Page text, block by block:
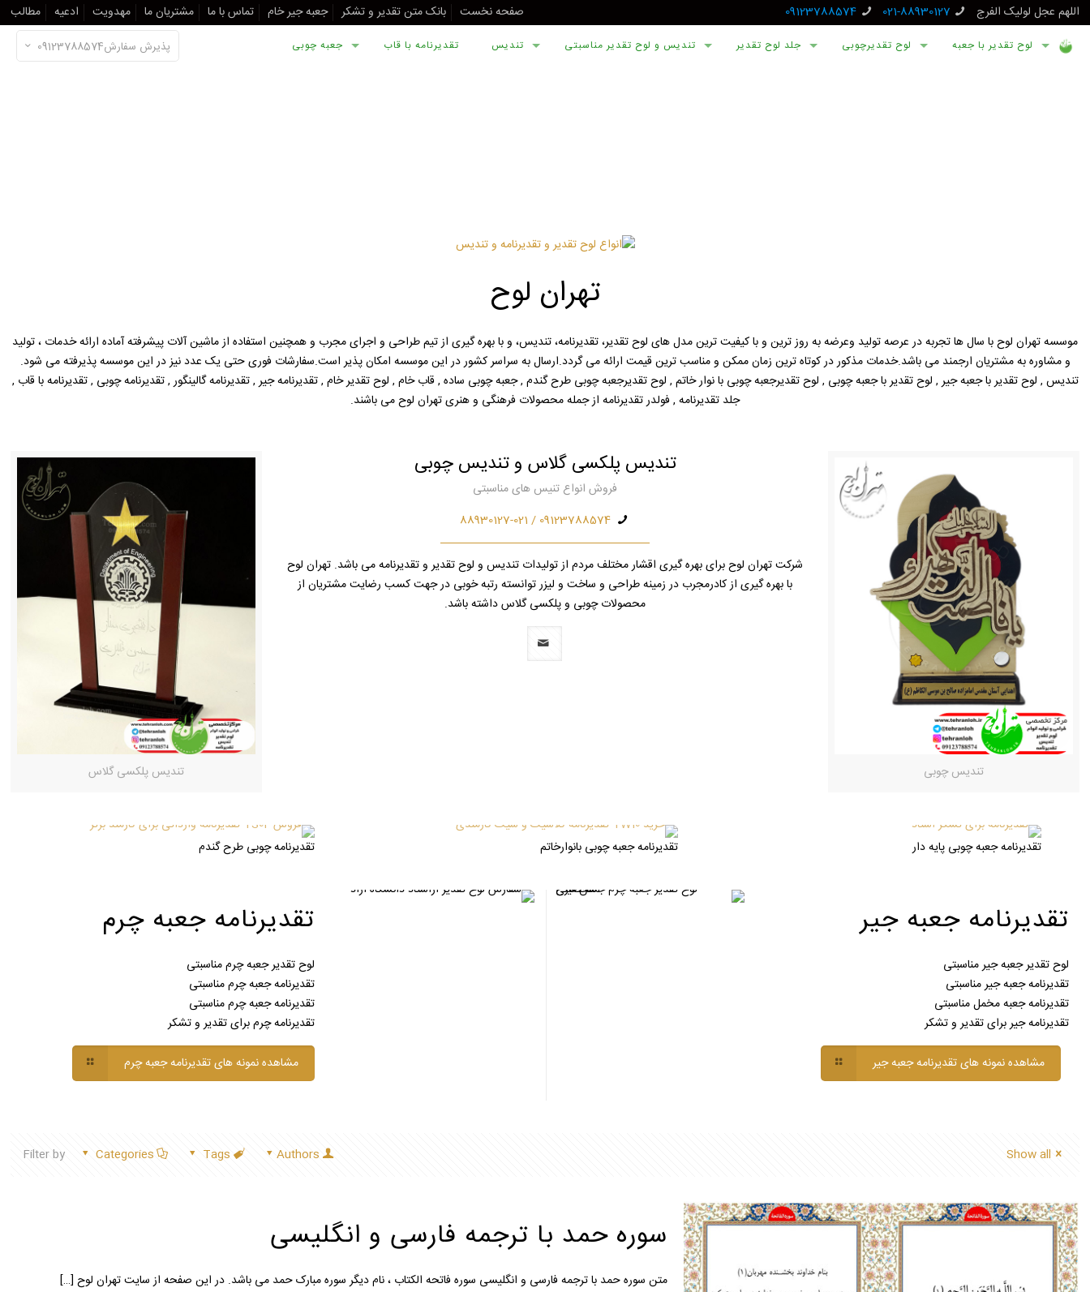
اللهم عجل لولیک الفرج 021-88930127
09123788574 صفحه نخست بانک متن تقدیر و تشکر جعبه جیر خام تماس با ما مشتریان ما مهدویت ادعیه مطالب
لوح تقدیر با جعبه لوح تقدیرچوبی جلد لوح تقدیر تندیس و لوح تقدیر مناسبتی تندیس تقدیرنامه با قاب جعبه چوبی پذیرش سفارش09123788574
تهران لوح
موسسه تهران لوح با سال ها تجربه در عرصه تولید وعرضه به روز ترین و با کیفیت ترین مدل های لوح تقدیر، تقدیرنامه، تندیس، و با بهره گیری از تیم طراحی و اجرای مجرب و همچنین استفاده از ماشین آلات پیشرفته آماده ارائه خدمات ، تولید
و مشاوره به مشتریان ارجمند می باشد.خدمات مذکور در کوتاه ترین زمان ممکن و مناسب ترین قیمت ارائه می گردد.ارسال به سراسر کشور در این موسسه امکان پذیر است.سفارشات فوری حتی یک عدد نیز در این موسسه پذیرفته می شود.
تندیس , لوح تقدیر با جعبه جیر , لوح تقدیر با جعبه چوبی , لوح تقدیرجعبه چوبی با نوار خاتم , لوح تقدیرجعبه چوبی طرح گندم , جعبه چوبی ساده , قاب خام , لوح تقدیر خام , تقدیرنامه جیر , تقدیرنامه گالینگور , تقدیرنامه چوبی , تقدیرنامه با قاب ,
جلد تقدیرنامه , فولدر تقدیرنامه از جمله محصولات فرهنگی و هنری تهران لوح می باشند.
تندیس چوبی
تندیس پلکسی گلاس و تندیس چوبی
فروش انواع تنیس های مناسبتی
09123788574 / 88930127-021
شرکت تهران لوح برای بهره گیری اقشار مختلف مردم از تولیدات تندیس و لوح تقدیر و تقدیرنامه می باشد. تهران لوح
با بهره گیری از کادرمجرب در زمینه طراحی و ساخت و لیزر توانسته رتبه خوبی در جهت کسب رضایت مشتریان از
محصولات چوبی و پلکسی گلاس داشته باشد.
تندیس پلکسی گلاس
تقدیرنامه جعبه چوبی پایه دار تقدیرنامه جعبه چوبی بانوارخاتم تقدیرنامه چوبی طرح گندم
تقدیرنامه جعبه جیر
لوح تقدیر جعبه جیر مناسبتی
تقدیرنامه جعبه جیر مناسبتی
تقدیرنامه جعبه مخمل مناسبتی
تقدیرنامه جیر برای تقدیر و تشکر
مشاهده نمونه های تقدیرنامه جعبه جیر
تقدیرنامه جعبه چرم
لوح تقدیر جعبه چرم مناسبتی
تقدیرنامه جعبه چرم مناسبتی
تقدیرنامه جعبه چرم مناسبتی
تقدیرنامه چرم برای تقدیر و تشکر
مشاهده نمونه های تقدیرنامه جعبه چرم
Filter by Categories Tags Authors Show all
سوره حمد با ترجمه فارسی و انگلیسی
متن سوره حمد با ترجمه فارسی و انگلیسی سوره فاتحه الکتاب ، نام دیگر سوره مبارک حمد می باشد. در این صفحه از سایت تهران لوح[…]